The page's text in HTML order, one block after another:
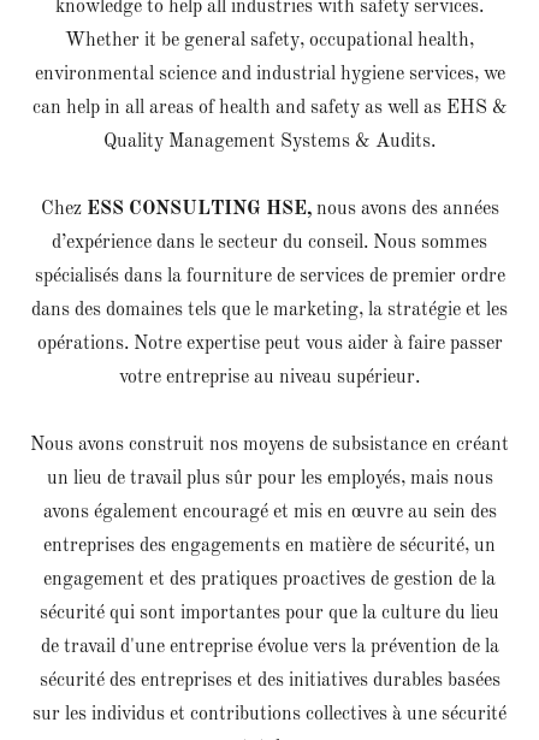
knowledge to help all industries with safety services.
Whether it be general safety, occupational health,
environmental science and industrial hygiene services, we
can help in all areas of health and safety as well as EHS &
Quality Management Systems & Audits.
ChezESS CONSULTING HSE,nous avons des années
d’expérience dans le secteur du conseil. Nous sommes
spécialisés dans la fourniture de services de premier ordre
dans des domaines tels que le marketing, la stratégie et les
opérations. Notre expertise peut vous aider à faire passer
votre entreprise au niveau supérieur.
Nous avons construit nos moyens de subsistance en créant
un lieu de travail plus sûr pour les employés, mais nous
avons également encouragé et mis en œuvre au sein des
entreprises des engagements en matière de sécurité, un
engagement et des pratiques proactives de gestion de la
sécurité qui sont importantes pour que la culture du lieu
de travail d'une entreprise évolue vers la prévention de la
sécurité des entreprises et des initiatives durables basées
sur les individus et contributions collectives à une sécurité